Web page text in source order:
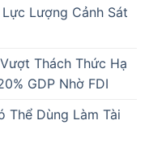
Lượng Cảnh Sát
Thách Thức Hạ
GDP Nhờ FDI
Thể Dùng Làm Tài